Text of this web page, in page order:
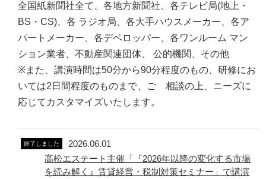
全国紙新聞社全て、各地方新聞社、各テレビ局(地上・
BS・CS)、各 ラジオ局、各大手ハウスメーカー、各ア
パートメーカー、各デベロッパー、各ワンルーム マン
ション業者、不動産関連団体、 公的機関、その他
※また、講演時間は50分から90分程度のもの、研修にお
いては2日間程度のものまで、ご゙相談の上、ニーズに
応じてカスタマイズいたします。
終了しました
2026.06.01
高松エステート主催「『2026年以降の変化する市場
を読み解く』賃貸経営・税制対策セミナー」で講演